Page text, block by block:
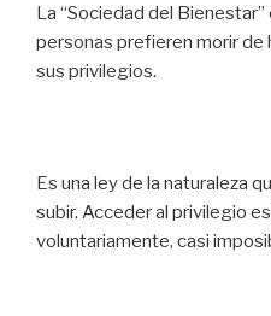
La “Sociedad del
personas prefieren morir de
sus privilegios.
Es una ley de la naturaleza
subir. Acceder al privilegio
voluntariamente, casi